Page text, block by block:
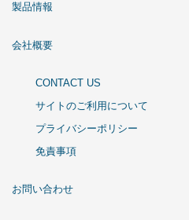
製品情報
会社概要
CONTACT US
サイトのご利用について
プライバシーポリシー
免責事項
お問い合わせ